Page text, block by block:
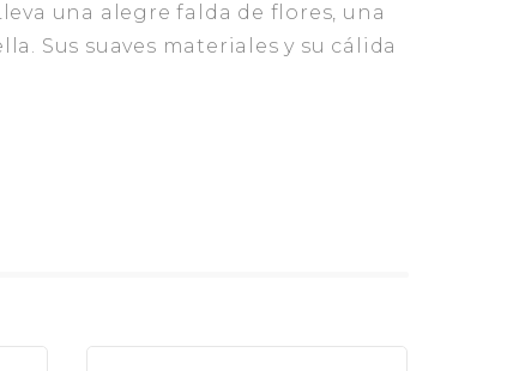
una alegre falda de flores, una
Sus suaves materiales y su cálida